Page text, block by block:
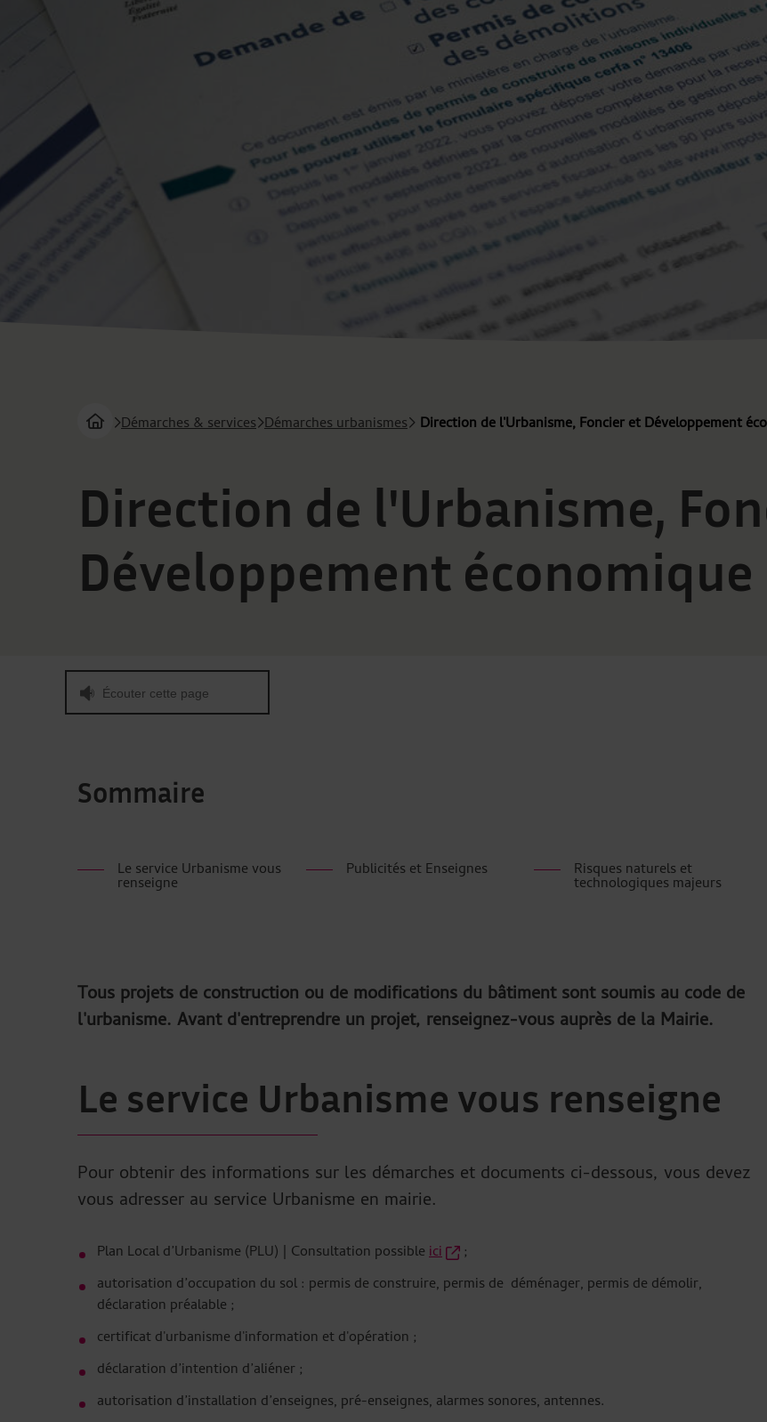
Vous êtes ici :
Page d'accueil du site
Démarches & services Démarches urbanismes Direction de l'Urbanisme, Foncier et Développement
Direction de l'Urbanisme,
Développement économique
Écouter cette page
Sommaire
Le service Urbanisme vous
renseigne
Publicités et Enseignes Risques naturels et
technologiques majeurs
Tous projets de construction ou de modifications du bâtiment sont soumis au code de
l'urbanisme. Avant d'entreprendre un projet, renseignez-vous auprès de la Mairie.
Le service Urbanisme vous renseigne
Pour obtenir des informations sur les démarches et documents ci-dessous, vous devez
vous adresser au service Urbanisme en mairie.
Plan Local d’Urbanisme (PLU) | Consultation possibleici
;
autorisation d’occupation du sol : permis de construire, permis de déménager, permis de démolir,
déclaration préalable ;
certificat d'urbanisme d'information et d'opération ;
déclaration d’intention d’aliéner ;
autorisation d’installation d’enseignes, pré-enseignes, alarmes sonores, antennes.